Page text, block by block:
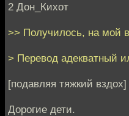
2 Дон_Кихот
>> Получилось, на мой
> Перевод адекватный
[подавляя тяжкий вздох]
Дорогие дети.